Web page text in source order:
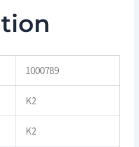
1000789
K2
K2